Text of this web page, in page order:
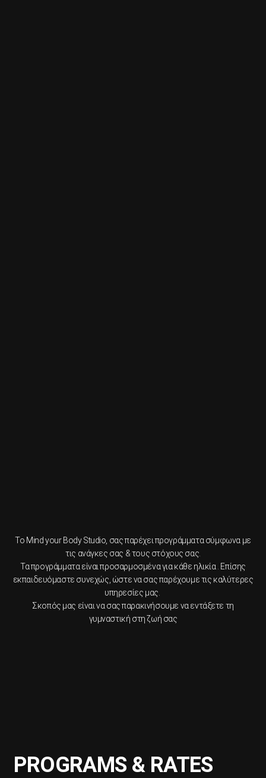
To Mind your Body Studio, σας παρέχει προγράμματα σύμφωνα με
τις ανάγκες σας & τους στόχους σας.
Τα προγράμματα είναι προσαρμοσμένα για κάθε ηλικία . Επίσης
εκπαιδευόμαστε συνεχώς, ώστε να σας παρέχουμε τις καλύτερες
υπηρεσίες μας.
Σκοπός μας είναι να σας παρακινήσουμε να εντάξετε τη
γυμναστική στη ζωή σας
PROGRAMS & RATES